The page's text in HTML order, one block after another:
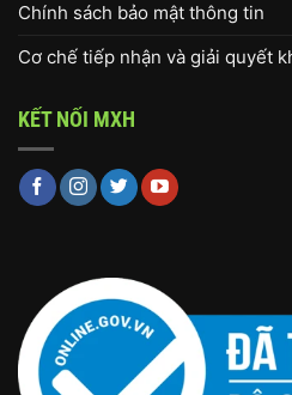
Chính sách bảo mật thông tin
Cơ chế tiếp nhận và giải quyết
KẾT NỐI MXH